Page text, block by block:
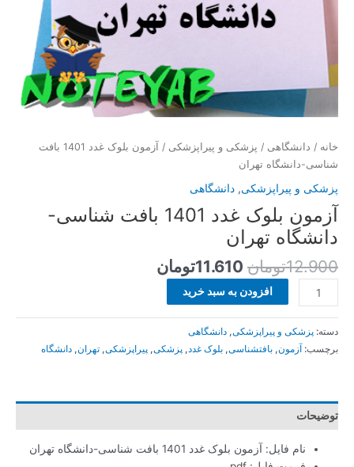
خانه / دانشگاهی / پزشکی و پیراپزشکی
/ آزمون بلوک غدد 1401 بافت
شناسی-دانشگاه تهران
پزشکی و پیراپزشکی, دانشگاهی
آزمون بلوک غدد 1401 بافت شناسی-
دانشگاه تهران
12.900تومان 11.610تومان
افزودن به سبد خرید
دسته: پزشکی و پیراپزشکی, دانشگاهی
برچسب: آزمون, بافتشناسی, بلوک غدد, پزشکی, پیراپزشکی, تهران, دانشگاه
توضیحات
نام فایل: آزمون بلوک غدد 1401 بافت شناسی-دانشگاه تهران